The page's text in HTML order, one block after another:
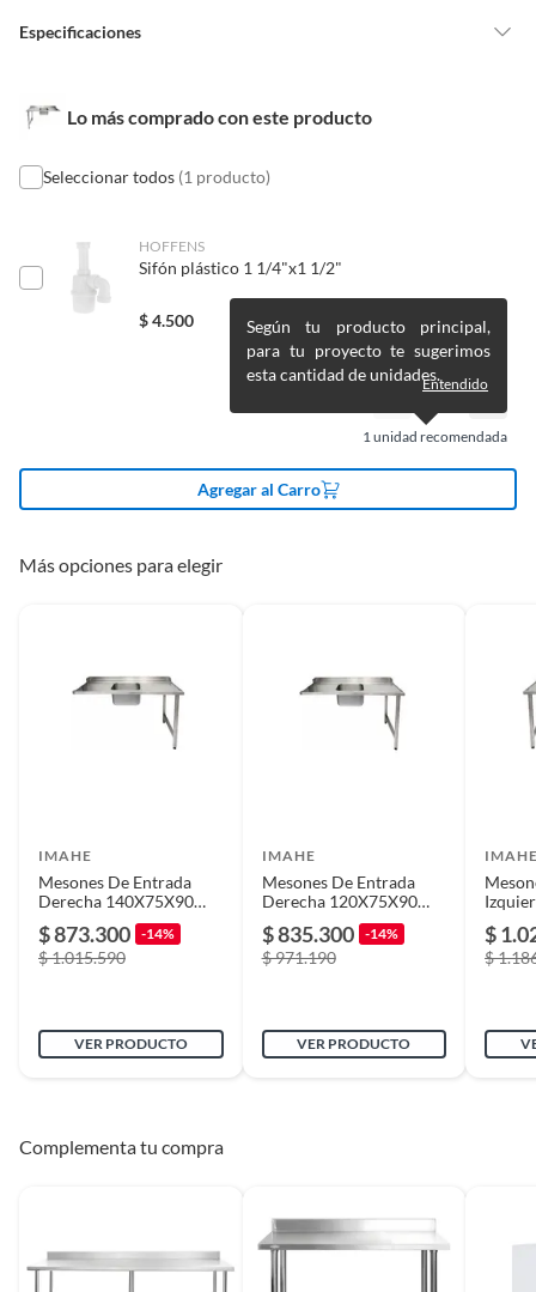
Pinturas de un color a solicitud.
De uso personal.
Especificaciones
Forma
Color Multicolor
Lo más comprado con este producto
Seleccionar todos (1 producto)
HOFFENS
Sifón plástico 1 1/4"x1 1/2"
$4.500
1unidad recomendada
Según tu producto principal,
para tu proyecto te sugerimos
esta cantidad de unidades.Entendido
Agregar al Carro
Más opciones para elegir
IMAHE
Mesones De Entrada
Derecha 140X75X90
$ 873.300 -14%
$ 1.015.590
VER PRODUCTO
IMAHE
Mesones De Entrada
Derecha 120X75X90
$ 835.300 -14%
$ 971.190
VER PRODUCTO
$
$
Complementa tu compra